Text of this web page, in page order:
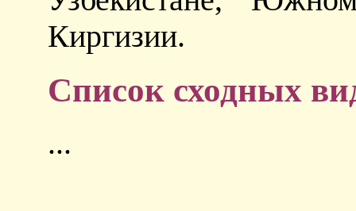
Киргизии.
Список сходных
...